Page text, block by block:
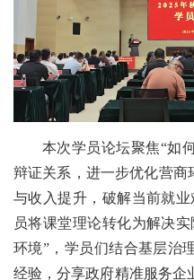
本次学员论坛聚焦“如
辩证关系，进一步优化营商
与收入提升，破解当前就
员将课堂理论转化为解决
环境”，学员们结合基层治
经验，分享政府精准服务企